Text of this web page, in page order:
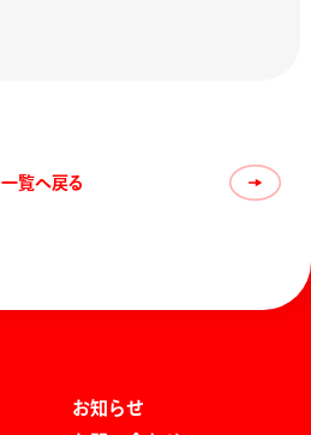
一覧へ戻る
お知らせ